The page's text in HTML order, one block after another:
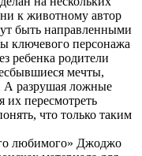
к животному автор
быть направленными
ключевого персонажа
ребенка родители
мечты,
А разрушая ложные
их пересмотреть
что только таким
любимого» Джоджо